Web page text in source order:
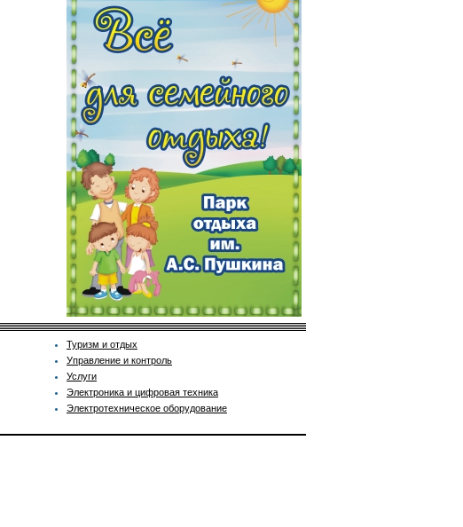
Туризм и отдых
Управление и контроль
Услуги
Электроника и цифровая техника
Электротехническое оборудование